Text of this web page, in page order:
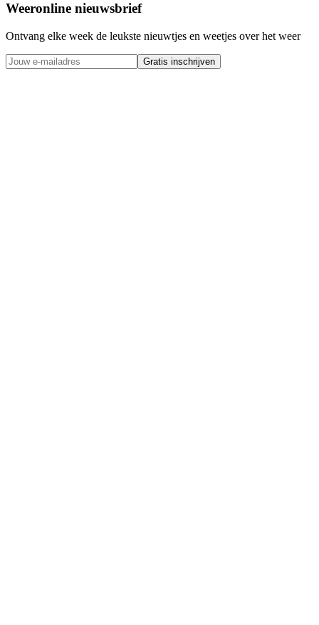
Weeronline nieuwsbrief
Ontvang elke week de leukste nieuwtjes en weetjes over het weer
Gratis inschrijven